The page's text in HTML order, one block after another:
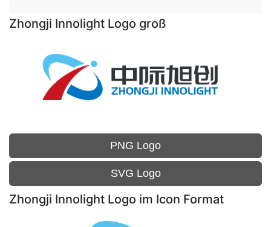
Zhongji Innolight Logo groß
PNG Logo
SVG Logo
Zhongji Innolight Logo im Icon Format